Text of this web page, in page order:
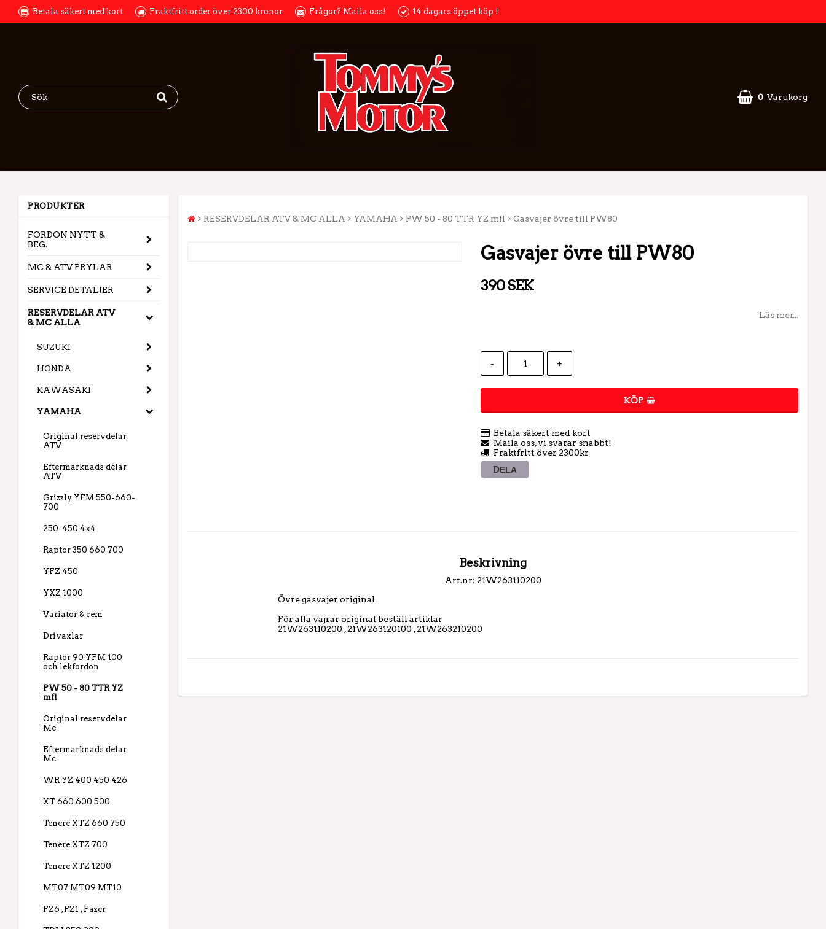
Betala säkert med kort Fraktfritt order över 2300 kronor Frågor? Maila oss! 14 dagars öppet köp !
0 Varukorg
PRODUKTER
FORDON NYTT &
BEG.
MC & ATV PRYLAR
SERVICE DETALJER
RESERVDELAR ATV
& MC ALLA
SUZUKI
HONDA
KAWASAKI
YAMAHA
Original reservdelar
ATV
Eftermarknads delar
ATV
Grizzly YFM 550-660-
700
250-450 4x4
Raptor 350 660 700
YFZ 450
YXZ 1000
Variator & rem
Drivaxlar
Raptor 90 YFM 100
och lekfordon
PW 50 - 80 TTR YZ
mfl
Original reservdelar
Mc
Eftermarknads delar
Mc
WR YZ 400 450 426
XT 660 600 500
Tenere XTZ 660 750
Tenere XTZ 700
Tenere XTZ 1200
MT07 MT09 MT10
FZ6 ,FZ1 , Fazer
RESERVDELAR ATV & MC ALLA YAMAHA PW 50 - 80 TTR YZ mfl Gasvajer övre till PW80
Gasvajer övre till PW80
390 SEK
Läs mer...
- +
KÖP
Betala säkert med kort
Maila oss, vi svarar snabbt!
Fraktfritt över 2300kr
DELA
Beskrivning
Art.nr: 21W263110200
Övre gasvajer original
För alla vajrar original beställ artiklar
21W263110200 , 21W263120100 , 21W263210200